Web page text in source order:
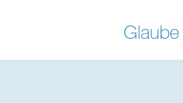
Glaube